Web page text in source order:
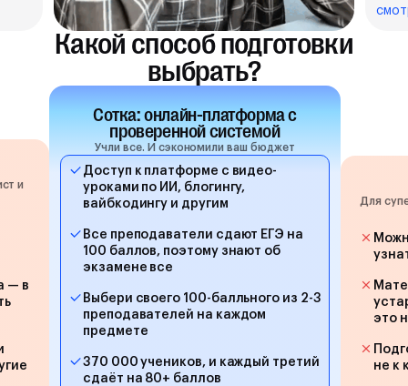
Какой способ подготовки
выбрать?
и
— в
Сотка: онлайн-платформа с
проверенной системой
Учли все. И сэкономили ваш бюджет
Доступ к платформе с видео-
уроками по ИИ, блогингу,
вайбкодингу и другим
Все преподаватели сдают ЕГЭ на
100 баллов, поэтому знают об
экзамене все
Выбери своего 100-балльного из 2-3
преподавателей на каждом
предмете
370 000 учеников, и каждый третий
сдаёт на 80+ баллов
Для
это
не к